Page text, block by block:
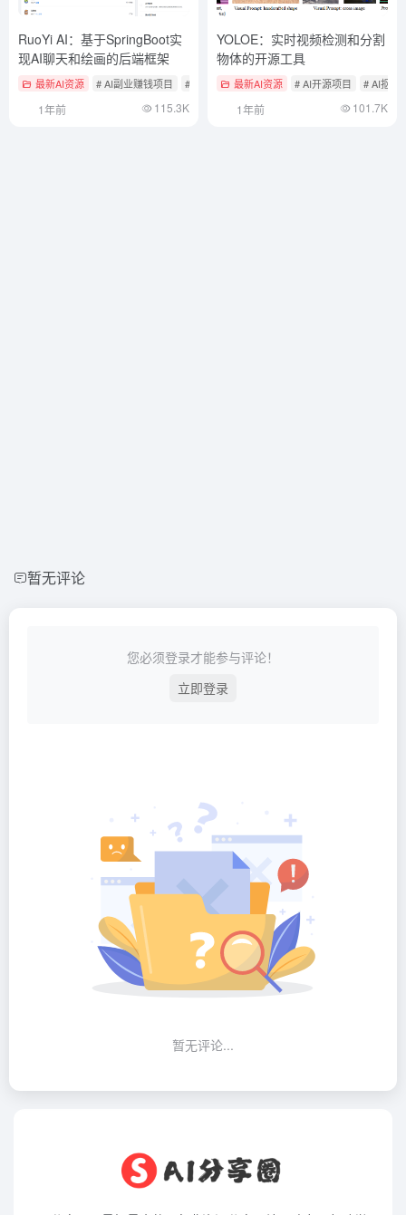
RuoYi AI：基于SpringBoot实
现AI聊天和绘画的后端框架
最新AI资源 # AI副业赚钱项目 # AI开源项目
1年前 115.3K
YOLOE：实时视频检测和分割
物体的开源工具
最新AI资源 # AI开源项目 # AI抠图
1年前 101.7K
暂无评论
您必须登录才能参与评论！
立即登录
暂无评论...